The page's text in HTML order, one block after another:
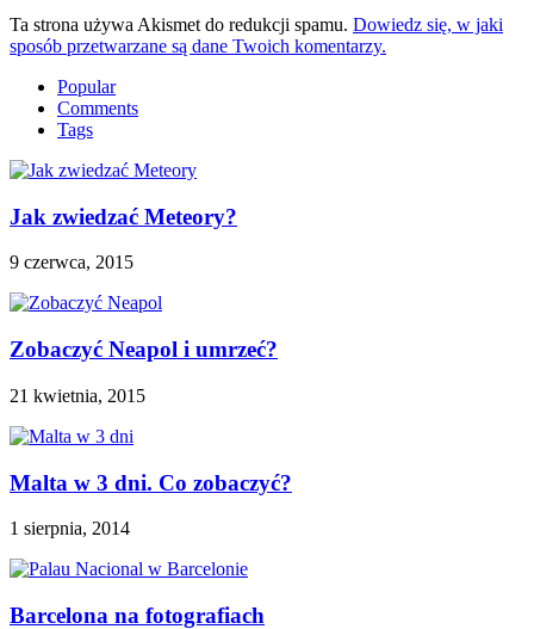
Ta strona używa Akismet do redukcji spamu. Dowiedz się, w jaki
sposób przetwarzane są dane Twoich komentarzy.
Popular
Comments
Tags
Jak zwiedzać Meteory?
9 czerwca, 2015
Zobaczyć Neapol i umrzeć?
21 kwietnia, 2015
Malta w 3 dni. Co zobaczyć?
1 sierpnia, 2014
Barcelona na fotografiach